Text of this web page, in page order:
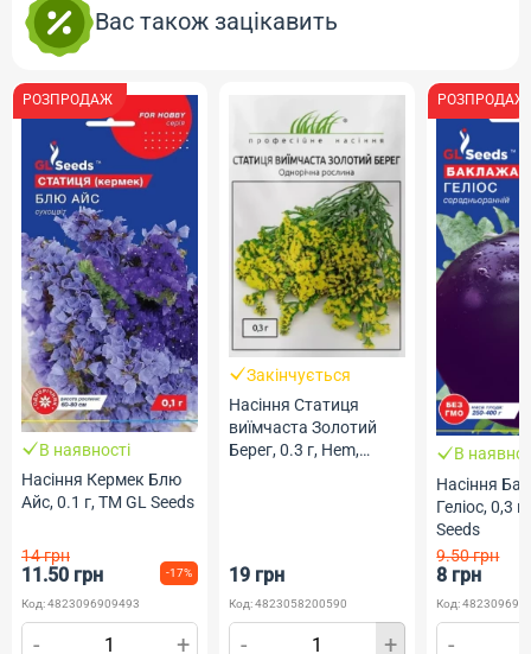
Вас також зацікавить
РОЗПРОДАЖ
В наявності
Насіння Кермек Блю
Айс, 0.1 г, ТМ GL Seeds
14 грн
11.50 грн -17%
Код: 4823096909493
- +
Закінчується
Насіння Статиця
виїмчаста Золотий
Берег, 0.3 г, Hem,
19 грн
Код: 4823058200590
- +
РОЗПРОДАЖ
В
Насіння
Геліос, 0,3
Seeds
9.50 грн
8 грн
Код:
-